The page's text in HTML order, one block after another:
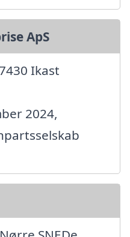
ApS
Ikast
2024,